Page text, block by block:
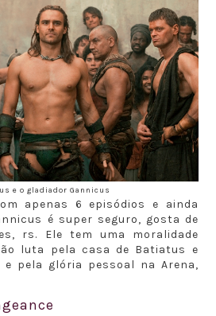
e o gladiador Gannicus
apenas 6 episódios e ainda
é super seguro, gosta de
rs. Ele tem uma moralidade
luta pela casa de Batiatus e
pela glória pessoal na Arena,